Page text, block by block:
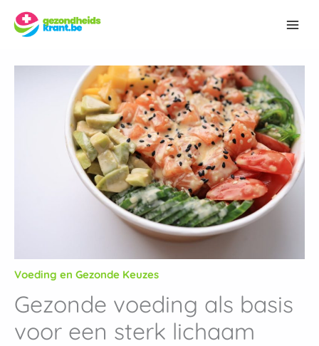
naar
Voeding en Gezonde Keuzes
Gezonde voeding als basis
voor een sterk lichaam
o